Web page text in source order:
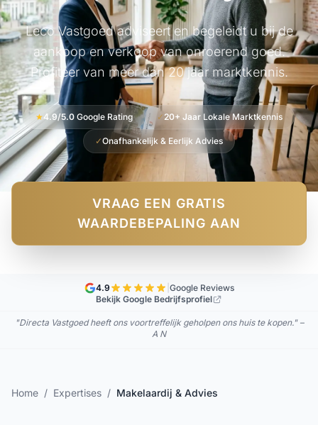
Leco Vastgoed adviseert en begeleidt u bij de
aankoop en verkoop van onroerend goed.
Profiteer van meer dan 20 jaar marktkennis.
★4.9/5.0 Google Rating ✓20+ Jaar Lokale Marktkennis
✓Onafhankelijk & Eerlijk Advies
VRAAG EEN GRATIS
WAARDEBEPALING AAN
4.9
Google Reviews
Bekijk Google Bedrijfsprofiel
"Directa Vastgoed heeft ons voortreffelijk geholpen ons huis te kopen." –
A N
Home / Expertises / Makelaardij & Advies